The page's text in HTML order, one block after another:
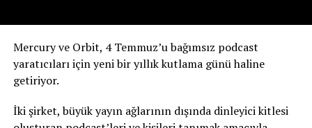
Yapay zekanın olası sonuçlarını şimdiden nasıl
değerlendirdiğini anlatıyor.
Robbins, yapay zekanın, yıllarca çalışmayı öğrendiği
medya ortamının temelini yeniden şekillendirdiğinin
farkında. Ve bu sürecin hızı dikkat gerektiriyor.
Mercury ve Orbit, 4 Temmuz’u bağımsız podcast
yaratıcıları için yeni bir yıllık kutlama günü haline
getiriyor.
İki şirket, büyük yayın ağlarının dışında dinleyici kitlesi